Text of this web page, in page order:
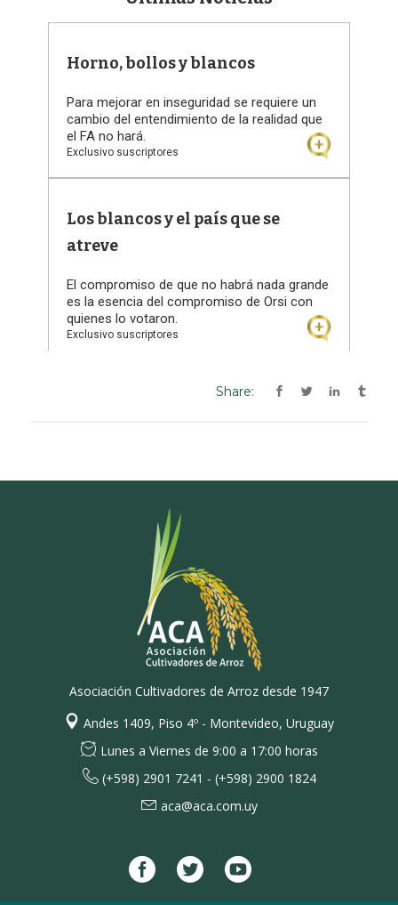
Share:
Asociación Cultivadores de Arroz desde 1947
Andes 1409, Piso 4º - Montevideo, Uruguay
Lunes a Viernes de 9:00 a 17:00 horas
(+598) 2901 7241 - (+598) 2900 1824
aca@aca.com.uy